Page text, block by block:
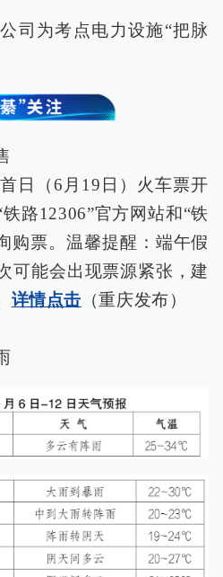
司为考点电力设施“把脉
日（6月19日）火车票开
路12306”官方网站和“铁
购票。温馨提醒：端午假
可能会出现票源紧张，建
详情点击 （重庆发布）